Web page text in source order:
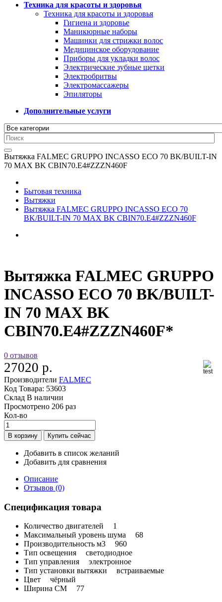
Техника для красоты и здоровья
Техника для красоты и здоровья
Гигиена и здоровье
Маникюрные наборы
Машинки для стрижки волос
Медицинское оборудование
Приборы для укладки волос
Электрические зубные щетки
Электробритвы
Электромассажеры
Эпиляторы
Дополнительные услуги
Вытяжка FALMEC GRUPPO INCASSO EСO 70 BK/BUILT-IN
70 MAX BK CBIN70.E4#ZZZN460F
Бытовая техника
Вытяжки
Вытяжка FALMEC GRUPPO INCASSO EСO 70
BK/BUILT-IN 70 MAX BK CBIN70.E4#ZZZN460F
Вытяжка FALMEC GRUPPO
INCASSO EСO 70 BK/BUILT-
IN 70 MAX BK
CBIN70.E4#ZZZN460F*
0 отзывов
27020 р.
Производители FALMEC
Код Товара: 53603
Склад В наличии
Просмотрено 206 раз
Кол-во
Добавить в список желаний
Добавить для сравнения
Описание
Отзывов (0)
Спецификация товара
Количество двигателей
1
Максимальный уровень шума
68
Производительность м3
960
Тип освещения
светодиодное
Тип управления
электронное
Тип установки вытяжки
встраиваемые
Цвет
чёрный
Ширина СМ
77